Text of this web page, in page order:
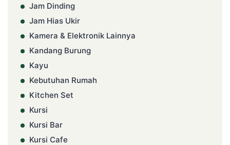
Jam Dinding
Jam Hias Ukir
Kamera & Elektronik Lainnya
Kandang Burung
Kayu
Kebutuhan Rumah
Kitchen Set
Kursi
Kursi Bar
Kursi Cafe